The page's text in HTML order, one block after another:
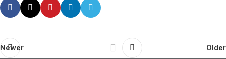
Newer Older